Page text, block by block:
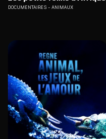
DOCUMENTAIRES ANIMAUX